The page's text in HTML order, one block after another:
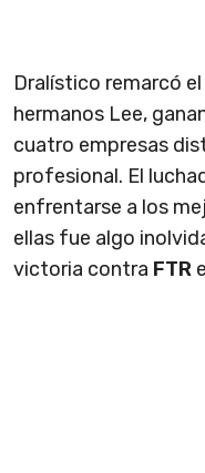
Dralístico remarcó
hermanos Lee,
cuatro empresas
profesional. El
enfrentarse a los
ellas fue algo
victoria contra FTR